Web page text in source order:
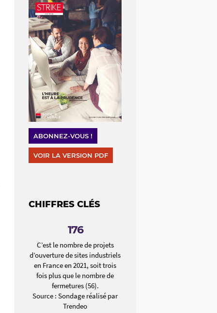
ABONNEZ-VOUS !
VOIR LA VERSION PDF
CHIFFRES CLÉS
176
C’est le nombre de projets
d’ouverture de sites industriels
en France en 2021, soit trois
fois plus que le nombre de
fermetures (56).
Source : Sondage réalisé par
Trendeo